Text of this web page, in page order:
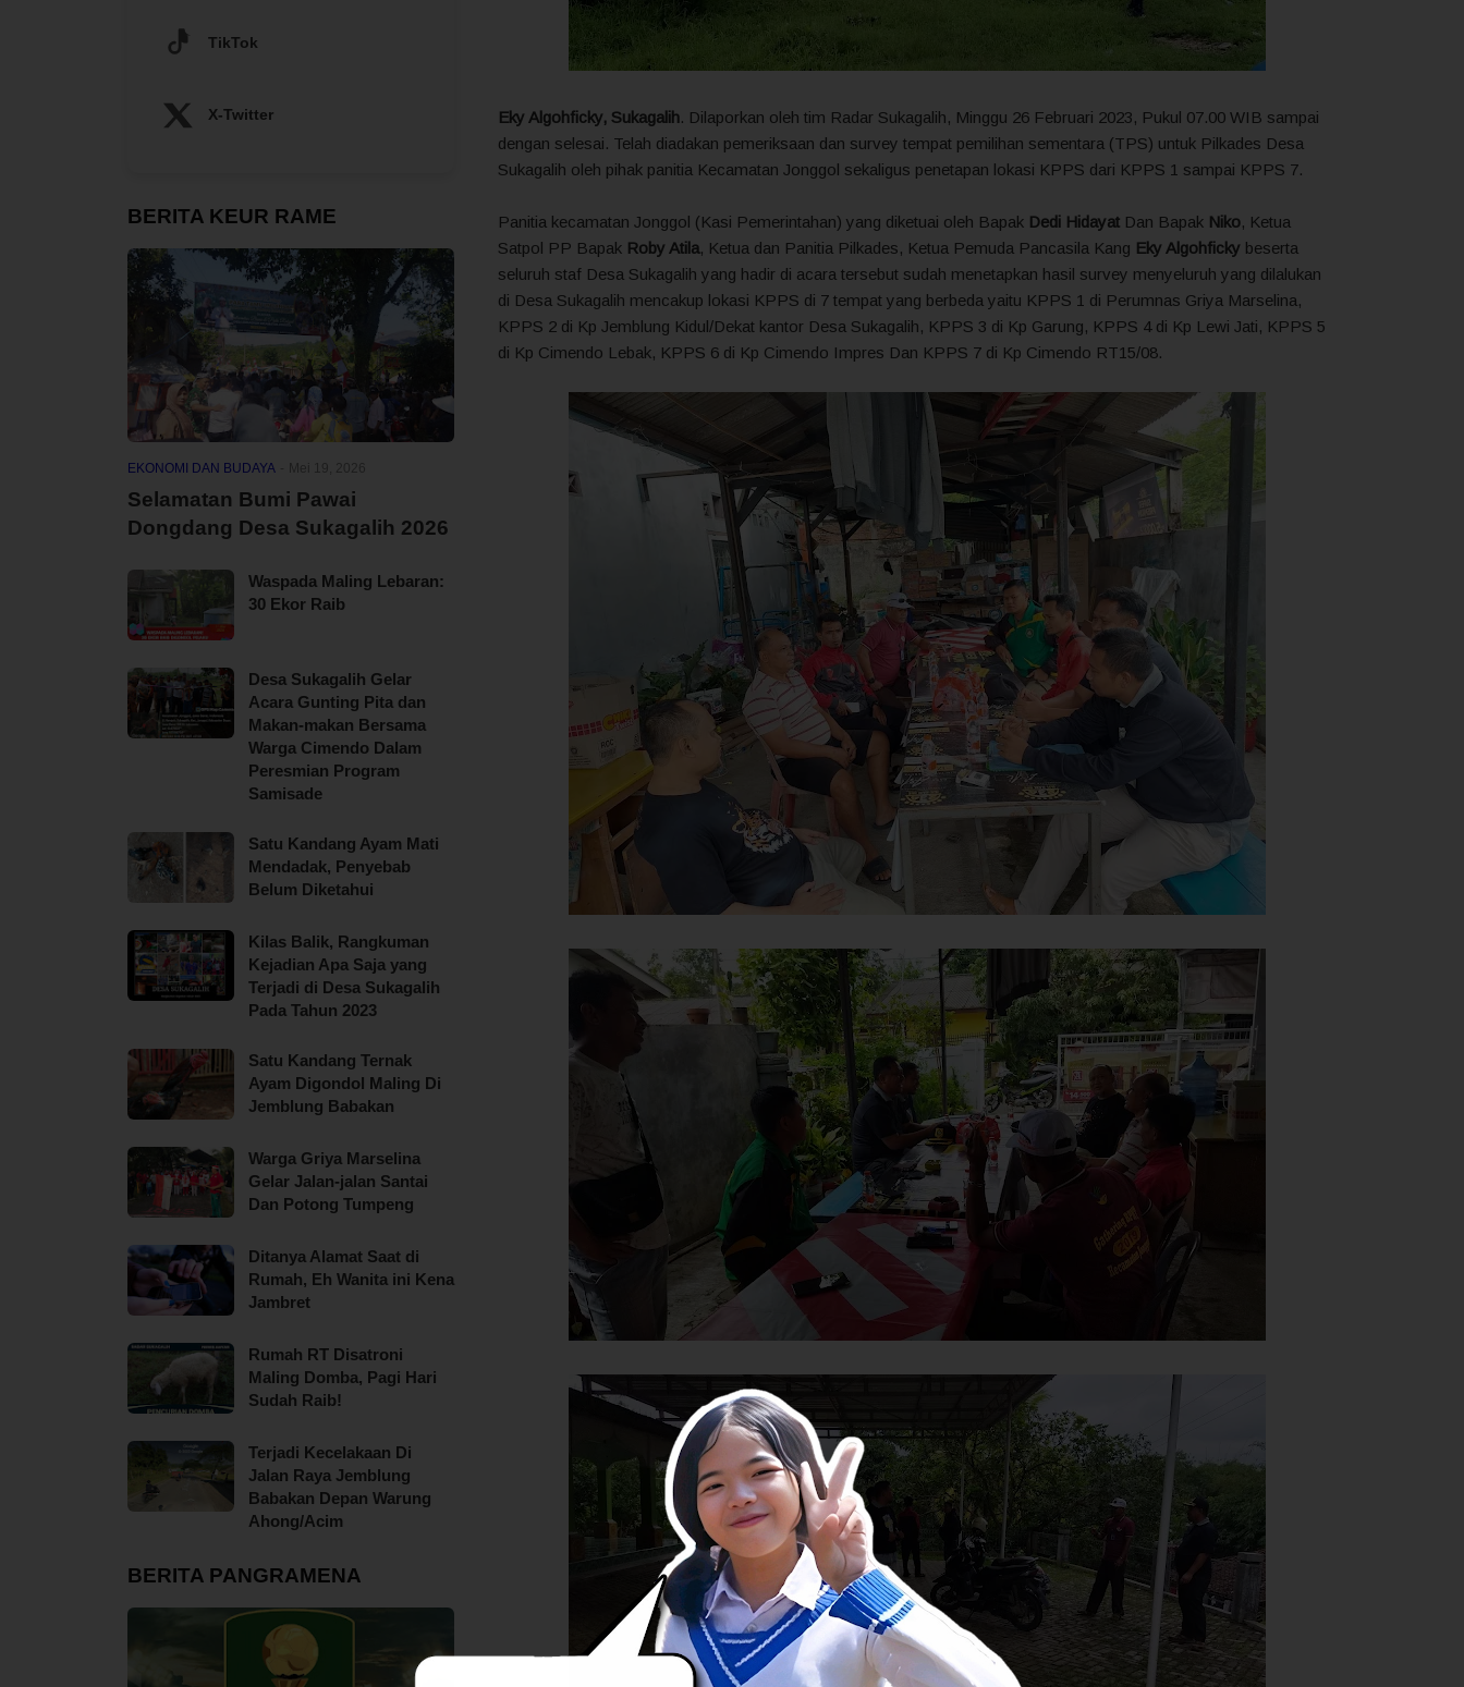
Eky Algohficky, Sukagalih. Dilaporkan oleh tim Radar Sukagalih, Minggu 26 Februari 2023, Pukul 07.00 WIB sampai
dengan selesai. Telah diadakan pemeriksaan dan survey tempat pemilihan sementara (TPS) untuk Pilkades Desa
Sukagalih oleh pihak panitia Kecamatan Jonggol sekaligus penetapan lokasi KPPS dari KPPS 1 sampai KPPS 7.
Panitia kecamatan Jonggol (Kasi Pemerintahan) yang diketuai oleh Bapak Dedi Hidayat Dan Bapak Niko, Ketua
Satpol PP Bapak Roby Atila, Ketua dan Panitia Pilkades, Ketua Pemuda Pancasila Kang Eky Algohficky beserta
seluruh staf Desa Sukagalih yang hadir di acara tersebut sudah menetapkan hasil survey menyeluruh yang dilalukan
di Desa Sukagalih mencakup lokasi KPPS di 7 tempat yang berbeda yaitu KPPS 1 di Perumnas Griya Marselina,
KPPS 2 di Kp Jemblung Kidul/Dekat kantor Desa Sukagalih, KPPS 3 di Kp Garung, KPPS 4 di Kp Lewi Jati, KPPS 5
di Kp Cimendo Lebak, KPPS 6 di Kp Cimendo Impres Dan KPPS 7 di Kp Cimendo RT15/08.
TikTok
X-Twitter
BERITA KEUR RAME
EKONOMI DAN BUDAYA
Selamatan Bumi Pawai
Dongdang Desa Sukagalih 2026
Waspada Maling Lebaran:
30 Ekor Raib
Desa Sukagalih Gelar
Acara Gunting Pita dan
Makan-makan Bersama
Warga Cimendo Dalam
Peresmian Program
Samisade
Satu Kandang Ayam Mati
Mendadak, Penyebab
Belum Diketahui
Kilas Balik, Rangkuman
Kejadian Apa Saja yang
Terjadi di Desa Sukagalih
Pada Tahun 2023
Satu Kandang Ternak
Ayam Digondol Maling Di
Jemblung Babakan
Warga Griya Marselina
Gelar Jalan-jalan Santai
Dan Potong Tumpeng
Ditanya Alamat Saat di
Rumah, Eh Wanita ini Kena
Jambret
Rumah RT Disatroni
Maling Domba, Pagi Hari
Sudah Raib!
Terjadi Kecelakaan Di
Jalan Raya Jemblung
Babakan Depan Warung
Ahong/Acim
BERITA PANGRAMENA